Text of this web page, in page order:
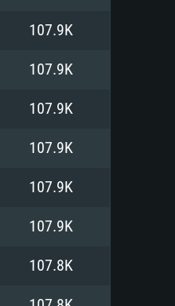
이상
Nvidia
않습니
트)
래픽 드라
라이버를
사양 지원
107.9K
107.9K
107.9K
107.9K
107.9K
107.9K
107.8K